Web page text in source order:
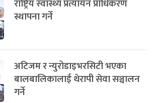
राष्ट्रिय स्वास्थ्य प्रत्यायन प्राधिकरण
स्थापना गर्ने
अटिजम र न्युरोडाइभरसिटी भएका
बालबालिकालाई थेरापी सेवा सञ्चालन
गर्ने